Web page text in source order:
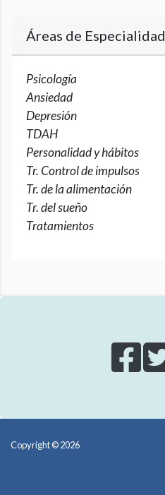
Áreas de Especialidad
Psicología
Ansiedad
Depresión
TDAH
Personalidad y hábitos
Tr. Control de impulsos
Tr. de la alimentación
Tr. del sueño
Tratamientos
Copyright © 2026